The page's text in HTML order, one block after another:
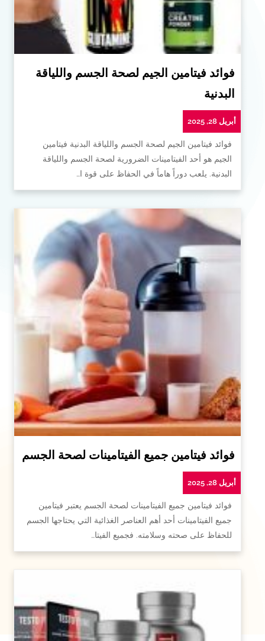
فوائد فيتامين الجيم لصحة الجسم واللياقة
البدنية
أبريل 28, 2025
فوائد فيتامين الجيم لصحة الجسم واللياقة البدنية فيتامين
الجيم هو أحد الفيتامينات الضرورية لصحة الجسم واللياقة
البدنية. يلعب دوراً هاماً في الحفاظ على قوة ا…
فوائد فيتامين جميع الفيتامينات لصحة الجسم
أبريل 28, 2025
فوائد فيتامين جميع الفيتامينات لصحة الجسم يعتبر فيتامين
جميع الفيتامينات أحد أهم العناصر الغذائية التي يحتاجها الجسم
للحفاظ على صحته وسلامته. فجميع الفيتا…